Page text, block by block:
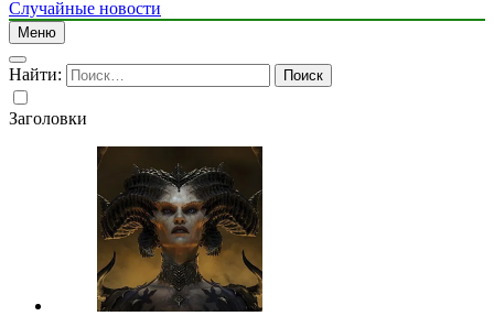
Случайные новости
Меню
Найти:
Заголовки